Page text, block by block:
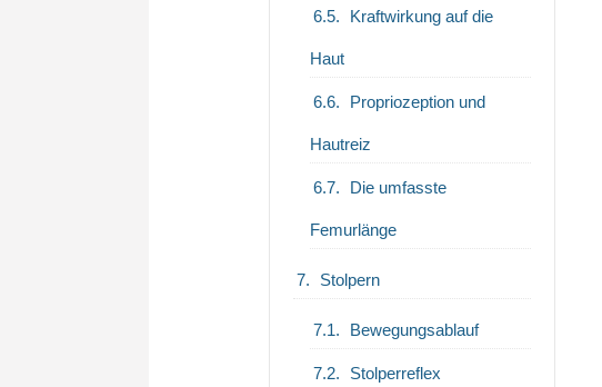
Kraftwirkung auf die
Haut
Propriozeption und
Hautreiz
Die umfasste
Femurlänge
Stolpern
Bewegungsablauf
Stolperreflex